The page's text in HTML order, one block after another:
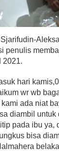
penulis
2021.
hari
wr wb
ada niat
diambil untuk
pada ibu ya,
bisa